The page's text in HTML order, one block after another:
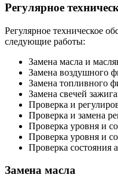
Регулярное
Регулярное техническое
следующие работы:
Замена масла и
Замена воздушного
Замена топливного
Замена свечей
Проверка и
Проверка и замена
Проверка уровня и
Проверка уровня и
Проверка состояния
Замена масла